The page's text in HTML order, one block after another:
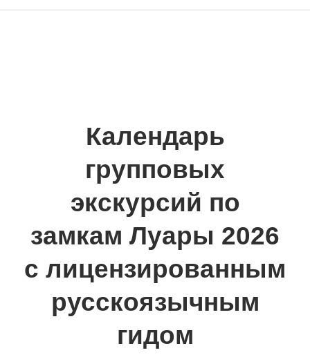
Календарь
групповых
экскурсий по
замкам Луары 2026
с лицензированным
русскоязычным
гидом